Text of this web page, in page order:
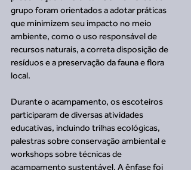
grupo foram orientados a adotar práticas
que minimizem seu impacto no meio
ambiente, como o uso responsável de
recursos naturais, a correta disposição de
resíduos e a preservação da fauna e flora
local.
Durante o acampamento, os escoteiros
participaram de diversas atividades
educativas, incluindo trilhas ecológicas,
palestras sobre conservação ambiental e
workshops sobre técnicas de
acampamento sustentável. A ênfase foi